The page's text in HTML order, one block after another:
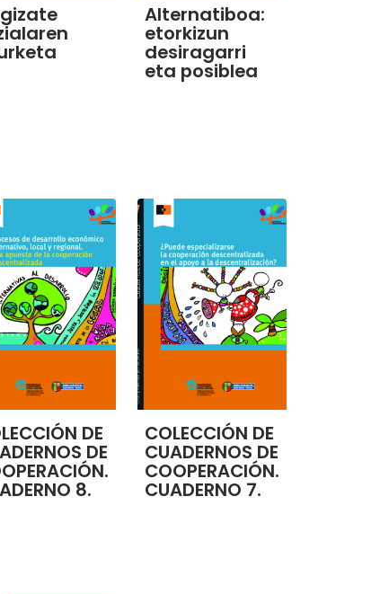
Alternatiboa:
etorkizun
desiragarri
eta posiblea
DE
DE
8.
COLECCIÓN DE
CUADERNOS DE
COOPERACIÓN.
CUADERNO 7.